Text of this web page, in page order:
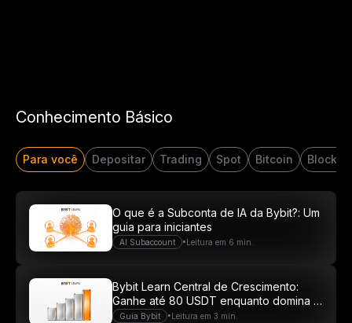
Conhecimento Básico
Para você Depositar Trading Spot Bitcoin
AI Subaccount • Leitura em 6 min.
O que é a Subconta de IA da Bybit?: Um
guia para iniciantes
Guia Bybit • Leitura em 3 min.
Bybit Learn Central de Crescimento:
Ganhe até 80 USDT enquanto domina o
mundo cripto
Comece sua jornada de
trading com US$20
Crie sua conta, deposite e ganhe US$20 agora
mesmo
Começar